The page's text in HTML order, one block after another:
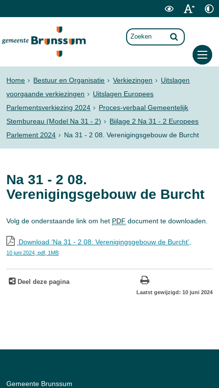
Home Bestuur en Organisatie Verkiezingen
Uitslagen
voorgaande verkiezingen
Uitslagen Europees
Parlementsverkiezing 2024
Proces-verbaal Gemeentelijk
Stembureau (Model Na 31 - 2)
Bijlage 2 Na 31 - 2 Europees
Parlement 2024
Na 31 - 2 08. Verenigingsgebouw de Burcht
Na 31 - 2 08.
Verenigingsgebouw de Burcht
Volg de onderstaande link om het PDF document te downloaden.
Download ‘Na 31 - 2 08. Verenigingsgebouw de Burcht’,
10 juni 2024,pdf , 1MB
Deel deze pagina
Laatst gewijzigd: 10 juni 2024
Gemeente Brunssum